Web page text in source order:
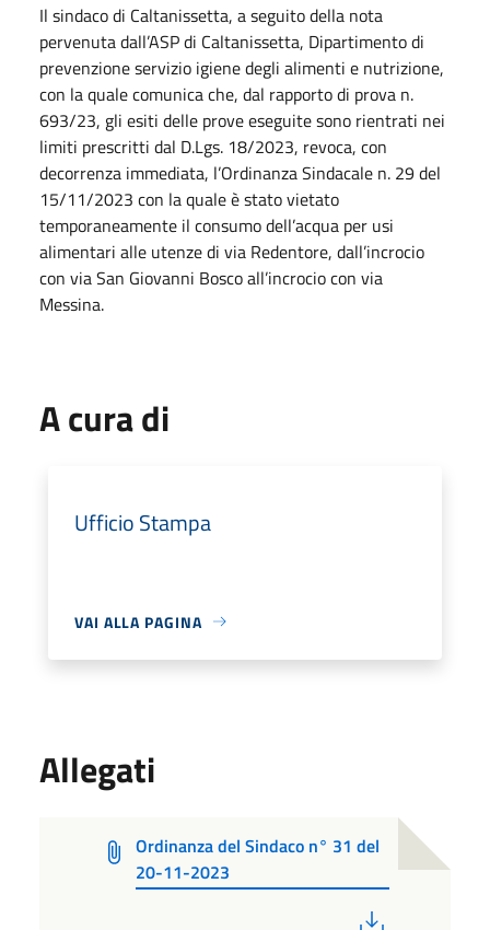
Il sindaco di Caltanissetta, a seguito della nota
pervenuta dall’ASP di Caltanissetta, Dipartimento di
prevenzione servizio igiene degli alimenti e nutrizione,
con la quale comunica che, dal rapporto di prova n.
693/23, gli esiti delle prove eseguite sono rientrati nei
limiti prescritti dal D.Lgs. 18/2023, revoca, con
decorrenza immediata, l’Ordinanza Sindacale n. 29 del
15/11/2023 con la quale è stato vietato
temporaneamente il consumo dell’acqua per usi
alimentari alle utenze di via Redentore, dall’incrocio
con via San Giovanni Bosco all’incrocio con via
Messina.
A cura di
Ufficio Stampa
VAI ALLA PAGINA
Allegati
Ordinanza del Sindaco n° 31 del
20-11-2023